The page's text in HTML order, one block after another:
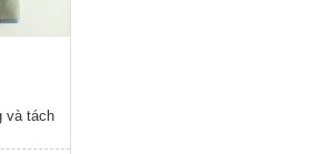
và tách